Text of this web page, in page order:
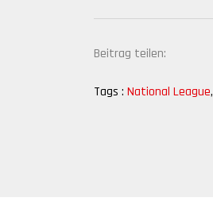
Beitrag teilen:
Tags : National League,